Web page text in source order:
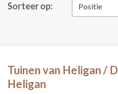
Sorteer op: Positie
Tuinen van Heligan /
Heligan